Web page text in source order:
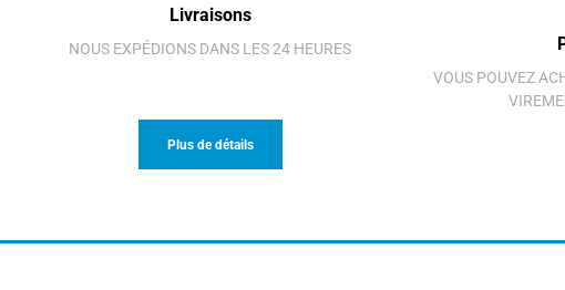
Livraisons
NOUS EXPÉDIONS DANS LES 24 HEURES
Plus de détails
VOUS POUVEZ